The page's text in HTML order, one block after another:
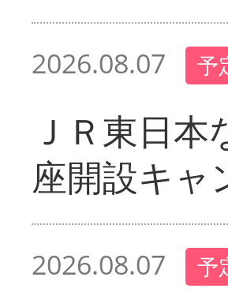
2026.08.07 予
ＪＲ東日
座開設キャ
2026.08.07 予